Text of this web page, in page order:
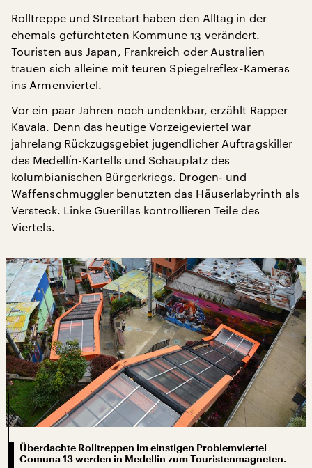
Rolltreppe und Streetart haben den Alltag in der
ehemals gefürchteten Kommune 13 verändert.
Touristen aus Japan, Frankreich oder Australien
trauen sich alleine mit teuren Spiegelreflex-Kameras
ins Armenviertel.
Vor ein paar Jahren noch undenkbar, erzählt Rapper
Kavala. Denn das heutige Vorzeigeviertel war
jahrelang Rückzugsgebiet jugendlicher Auftragskiller
des Medellín-Kartells und Schauplatz des
kolumbianischen Bürgerkriegs. Drogen- und
Waffenschmuggler benutzten das Häuserlabyrinth als
Versteck. Linke Guerillas kontrollieren Teile des
Viertels.
Überdachte Rolltreppen im einstigen Problemviertel
Comuna 13 werden in Medellin zum Touristenmagneten.